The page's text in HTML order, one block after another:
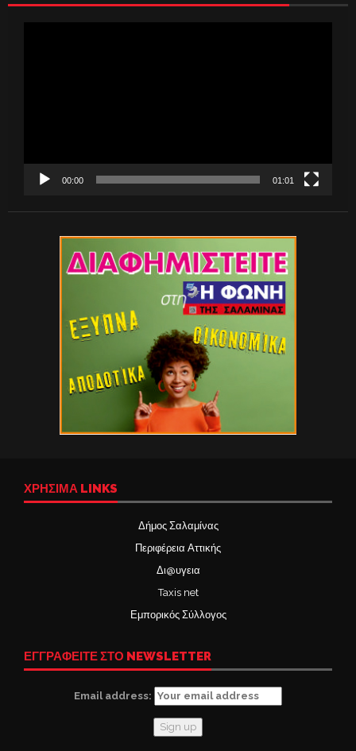
00:00 01:01
ΧΡΉΣΙΜΑ LINKS
Δήμος Σαλαμίνας
Περιφέρεια Αττικής
Δι@υγεια
Taxis net
Εμπορικός Σύλλογος
ΕΓΓΡΑΦΕΙΤΕ ΣΤΟ NEWSLETTER
Email address: